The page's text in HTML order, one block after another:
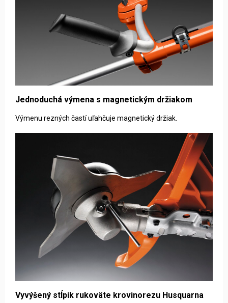
Jednoduchá výmena s magnetickým držiakom
Výmenu rezných častí uľahčuje magnetický držiak.
Vyvýšený stĺpik rukoväte krovinorezu Husquarna